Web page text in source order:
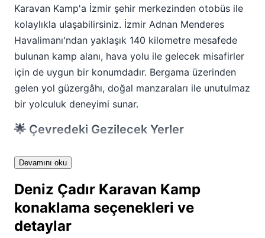
Karavan Kamp'a İzmir şehir merkezinden otobüs ile
kolaylıkla ulaşabilirsiniz. İzmir Adnan Menderes
Havalimanı'ndan yaklaşık 140 kilometre mesafede
bulunan kamp alanı, hava yolu ile gelecek misafirler
için de uygun bir konumdadır. Bergama üzerinden
gelen yol güzergâhı, doğal manzaraları ile unutulmaz
bir yolculuk deneyimi sunar.
🌟 Çevredeki Gezilecek Yerler
Karavan Kamp çevresinde keşfedilecek pek çok
doğal güzellik ve tarihi zenginlik bulunmaktadır.
Kamp alanından sadece 25 kilometre mesafede yer
alan antik Bergama şehri, tarihi severlerin mutlaka
görmesi gereken önemli bir destinasyondur.
Devamını oku
Deniz Çadır Karavan Kamp
konaklama seçenekleri ve
detaylar